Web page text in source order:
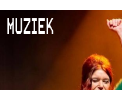
MUZIEK